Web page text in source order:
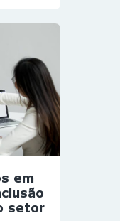
em
setor